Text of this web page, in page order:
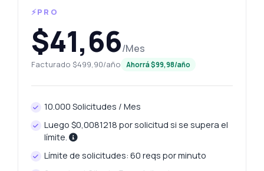
⚡PRO
$41,66/Mes
Facturado $499,90/año Ahorrá $99,98/año
10.000 Solicitudes / Mes
Luego $0,0081218 por solicitud si se supera el
límite.
Límite de solicitudes: 60 reqs por minuto